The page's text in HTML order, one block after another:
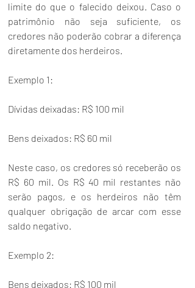
limite do que o falecido deixou. Caso o
patrimônio não seja suficiente, os
credores não poderão cobrar a diferença
diretamente dos herdeiros.
Exemplo 1:
Dívidas deixadas: R$ 100 mil
Bens deixados: R$ 60 mil
Neste caso, os credores só receberão os
R$ 60 mil. Os R$ 40 mil restantes não
serão pagos, e os herdeiros não têm
qualquer obrigação de arcar com esse
saldo negativo.
Exemplo 2:
Bens deixados: R$ 100 mil